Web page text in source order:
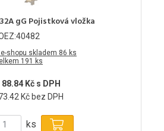
gG Pojistková vložka
shopu skladem 86 ks
191 ks
88.84 Kč s DPH
Kč bez DPH
ks